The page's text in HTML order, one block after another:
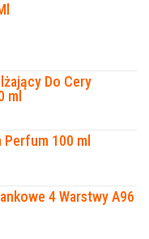
Do Cery
ml
Perfum 100 ml
4 Warstwy A96